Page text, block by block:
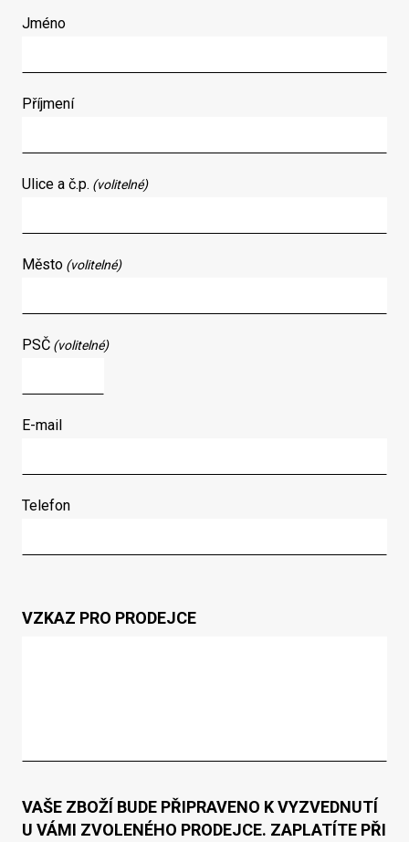
Jméno
Příjmení
Ulice a č.p. (volitelné)
Město (volitelné)
PSČ (volitelné)
E-mail
Telefon
VZKAZ PRO PRODEJCE
VAŠE ZBOŽÍ BUDE PŘIPRAVENO K VYZVEDNUTÍ
U VÁMI ZVOLENÉHO PRODEJCE. ZAPLATÍTE PŘI